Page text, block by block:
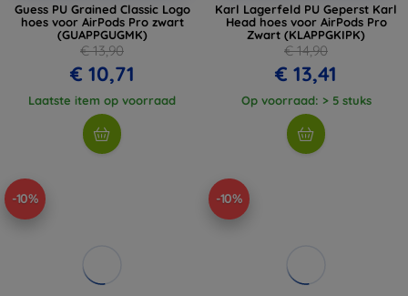
Guess PU Grained Classic Logo
hoes voor AirPods Pro zwart
(GUAPPGUGMK)
€ 13,90
€ 10,71
Laatste item op voorraad
Karl Lagerfeld PU Geperst Karl
Head hoes voor AirPods Pro
Zwart (KLAPPGKIPK)
€ 14,90
€ 13,41
Op voorraad: > 5 stuks
-10% -10%